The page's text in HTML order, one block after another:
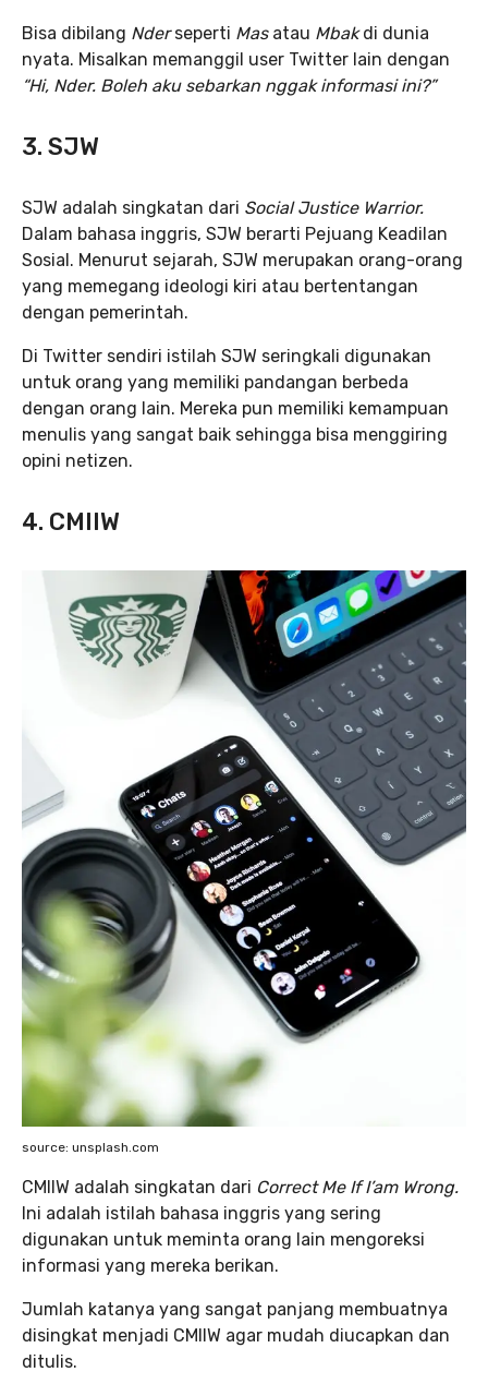
Bisa dibilang Nderseperti Masatau Mbakdi dunia
nyata. Misalkan memanggil user Twitter lain dengan
“Hi, Nder. Boleh aku sebarkan nggak informasi ini?”
3. SJW
SJW adalah singkatan dari Social Justice Warrior.
Dalam bahasa inggris, SJW berarti Pejuang Keadilan
Sosial. Menurut sejarah, SJW merupakan orang-orang
yang memegang ideologi kiri atau bertentangan
dengan pemerintah.
Di Twitter sendiri istilah SJW seringkali digunakan
untuk orang yang memiliki pandangan berbeda
dengan orang lain. Mereka pun memiliki kemampuan
menulis yang sangat baik sehingga bisa menggiring
opini netizen.
4. CMIIW
source: unsplash.com
CMIIW adalah singkatan dari Correct Me If I’am Wrong.
Ini adalah istilah bahasa inggris yang sering
digunakan untuk meminta orang lain mengoreksi
informasi yang mereka berikan.
Jumlah katanya yang sangat panjang membuatnya
disingkat menjadi CMIIW agar mudah diucapkan dan
ditulis.